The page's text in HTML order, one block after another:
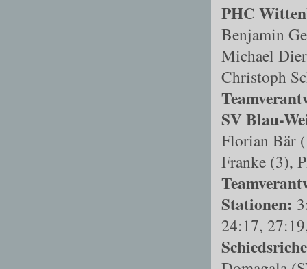
PHC
Benjamin
Michael
Christoph
SV Blau-
Florian Bär
Franke (3),
Stationen:
24:17,